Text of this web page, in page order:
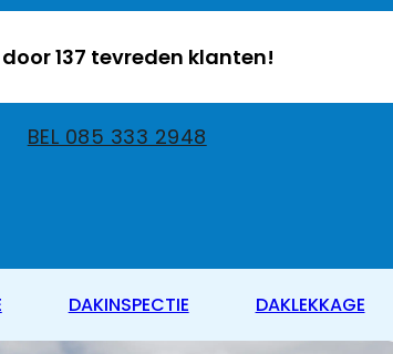
door 137 tevreden klanten!
BEL 085 333 2948
DAKINSPECTIE DAKLEKKAGE